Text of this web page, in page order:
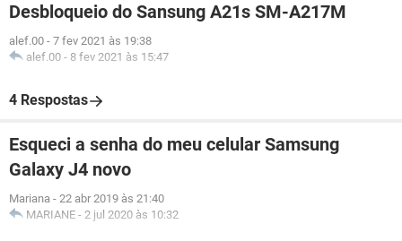
Desbloqueio do Sansung A21s SM-A217M
alef.00 - 7 fev 2021 às 19:38
alef.00 - 8 fev 2021 às 15:47
4 Respostas
Esqueci a senha do meu celular Samsung
Galaxy J4 novo
Mariana - 22 abr 2019 às 21:40
MARIANE - 2 jul 2020 às 10:32